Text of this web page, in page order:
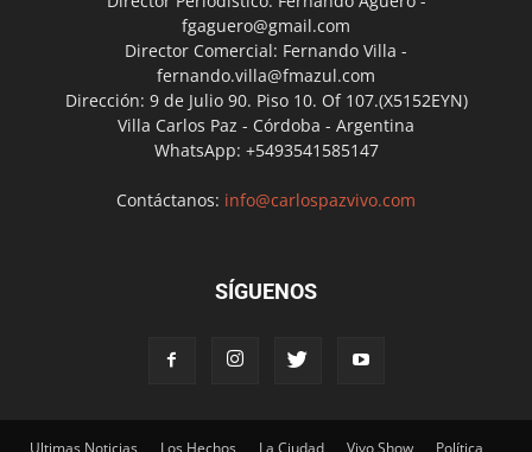
fgaguero@gmail.com
Director Comercial: Fernando Villa -
fernando.villa@fmazul.com
Dirección: 9 de Julio 90. Piso 10. Of 107.(X5152EYN)
Villa Carlos Paz - Córdoba - Argentina
WhatsApp: +5493541585147
Contáctanos: info@carlospazvivo.com
SÍGUENOS
Ultimas Noticias Los Hechos La Ciudad Vivo Show Política